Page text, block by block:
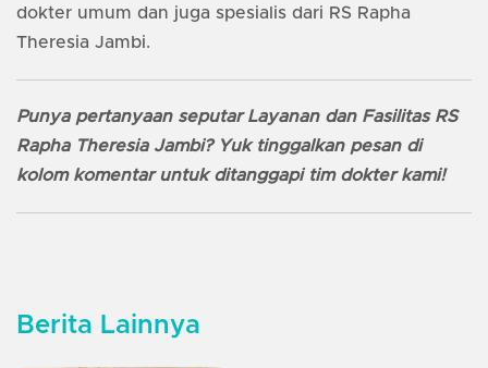
dokter umum dan juga spesialis dari RS Rapha
Theresia Jambi.
Punya pertanyaan seputar Layanan dan Fasilitas RS
Rapha Theresia Jambi? Yuk tinggalkan pesan di
kolom komentar untuk ditanggapi tim dokter kami!
Berita Lainnya